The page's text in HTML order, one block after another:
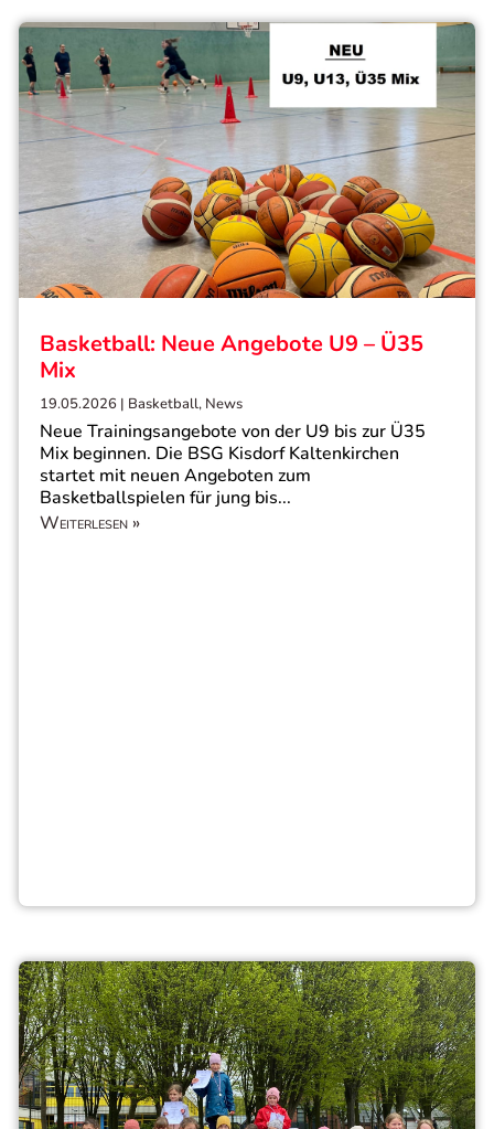
Basketball: Neue Angebote U9 – Ü35
Mix
19.05.2026 | Basketball, News
Neue Trainingsangebote von der U9 bis zur Ü35
Mix beginnen. Die BSG Kisdorf Kaltenkirchen
startet mit neuen Angeboten zum
Basketballspielen für jung bis...
Weiterlesen »